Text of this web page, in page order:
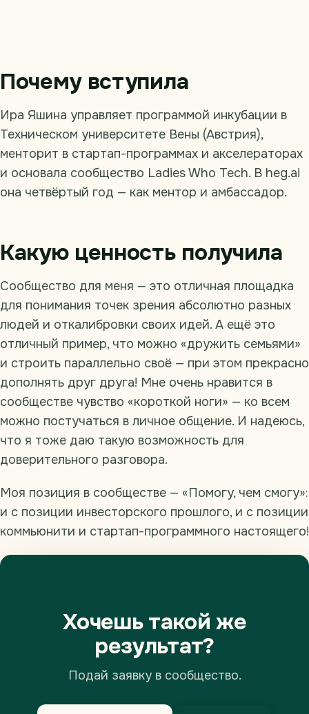
Почему вступила
Ира Яшина управляет программой инкубации в
Техническом университете Вены (Австрия),
менторит в стартап-программах и акселераторах
и основала сообщество Ladies Who Tech. В heg.ai
она четвёртый год — как ментор и амбассадор.
Какую ценность получила
Сообщество для меня — это отличная площадка
для понимания точек зрения абсолютно разных
людей и откалибровки своих идей. А ещё это
отличный пример, что можно «дружить семьями»
и строить параллельно своё — при этом прекрасно
дополнять друг друга! Мне очень нравится в
сообществе чувство «короткой ноги» — ко всем
можно постучаться в личное общение. И надеюсь,
что я тоже даю такую возможность для
доверительного разговора.
Моя позиция в сообществе — «Помогу, чем смогу»:
и с позиции инвесторского прошлого, и с позиции
коммьюнити и стартап-программного настоящего!
Хочешь такой же
результат?
Подай заявку в сообщество.